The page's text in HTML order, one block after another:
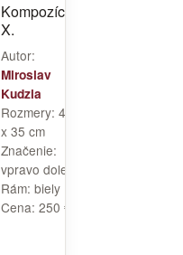
Kompozícia
X.
Autor:
Miroslav
Kudzia
Rozmery: 42
x 35 cm
Značenie:
vpravo dole
Rám: biely
Cena: 250 €